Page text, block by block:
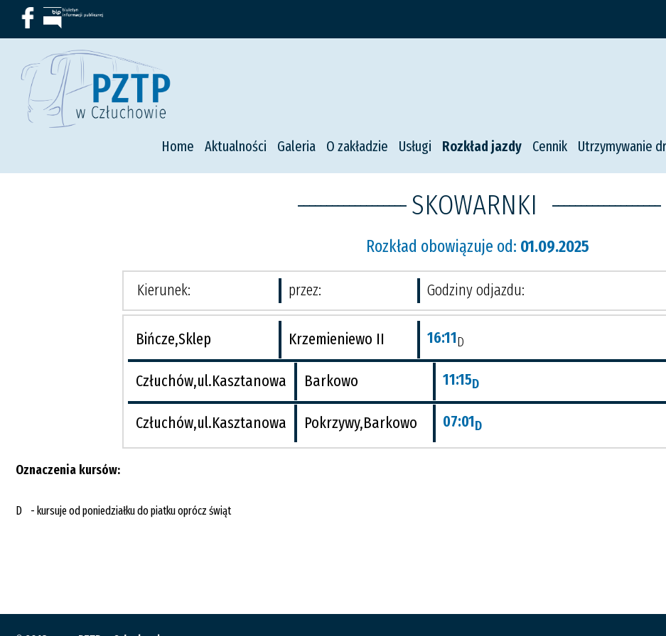
Home Aktualności Galeria O zakładzie Usługi Rozkład jazdy Cennik Utrzymywanie
------------------- SKOWARNKI -------------------
Rozkład obowiązuje od: 01.09.2025
Kierunek: przez: Godziny odjazdu:
Bińcze,Sklep Krzemieniewo II 16:11D
Człuchów,ul.Kasztanowa Barkowo 11:15D
Człuchów,ul.Kasztanowa Pokrzywy,Barkowo 07:01D
Oznaczenia kursów:
D - kursuje od poniedziałku do piatku oprócz świąt